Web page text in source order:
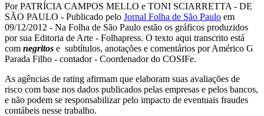
Por PATRÍCIA CAMPOS MELLO e TONI SCIARRETTA - DE
SÃO PAULO - Publicado pelo Jornal Folha de São Paulo em
09/12/2012 - Na Folha de São Paulo estão os gráficos produzidos
por sua Editoria de Arte - Folhapress. O texto aqui transcrito está
com negritos e subtítulos, anotações e comentários por Américo G
Parada Filho - contador - Coordenador do COSIFe.
As agências de rating afirmam que elaboram suas avaliações de
risco com base nos dados publicados pelas empresas e pelos bancos,
e não podem se responsabilizar pelo impacto de eventuais fraudes
contábeis nesse trabalho.